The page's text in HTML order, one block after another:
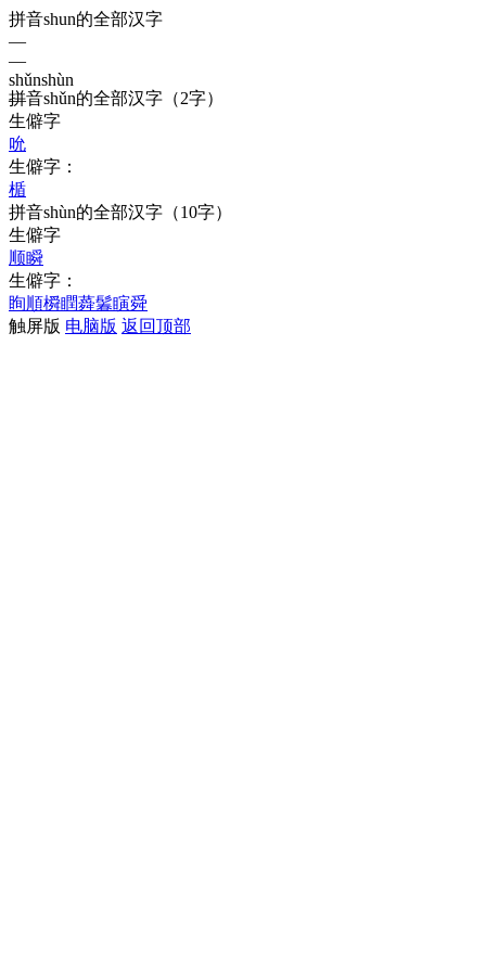
拼音shun的全部汉字
—
—
shǔnshùn
—
拼音shǔn的全部汉字 （2字）
生僻字
吮
生僻字：
楯
拼音shùn的全部汉字 （10字）
生僻字
顺瞬
生僻字：
眴順橓瞤蕣鬊瞚舜
触屏版 电脑版 返回顶部